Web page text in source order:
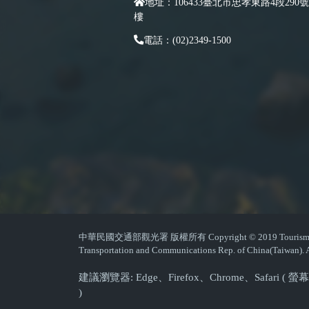
樓
電話：(02)2349-1500
中華民國交通部觀光署 版權所有 Copyright © 2019
Transportation and Communications Rep. of China(Taiwan).
建議瀏覽器: Edge、Firefox、Chrome、Safari ( 螢
)